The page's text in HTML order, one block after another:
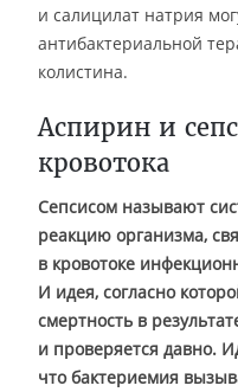
и салицилат натрия
антибактериальной
колистина.
Аспирин и
кровотока
Сепсисом называют
реакцию организма,
в кровотоке
И идея, согласно
смертность в
и проверяется давно.
что бактериемия